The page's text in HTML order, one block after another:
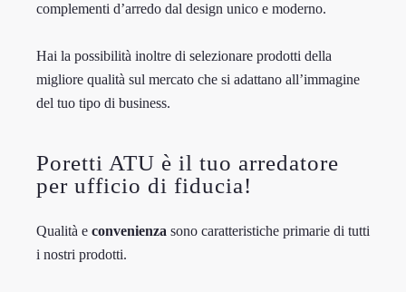
complementi d’arredo dal design unico e moderno.
Hai la possibilità inoltre di selezionare prodotti della
migliore qualità sul mercato che si adattano all’immagine
del tuo tipo di business.
Poretti ATU è il tuo arredatore
per ufficio di fiducia!
Qualità e convenienza sono caratteristiche primarie di tutti
i nostri prodotti.